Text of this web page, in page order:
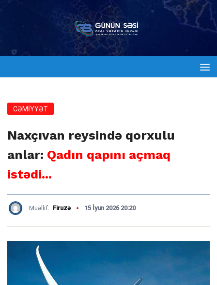
CƏMİYYƏT
Naxçıvan reysində qorxulu
anlar: Qadın qapını açmaq
istədi...
Müəllif: Firuzə 15 İyun 2026 20:20